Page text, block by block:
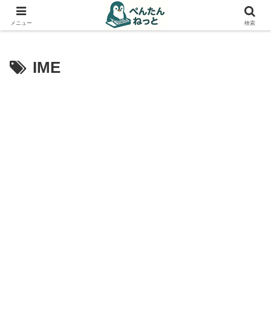
PCやガジェットの備忘録
IME
メニュー 検索